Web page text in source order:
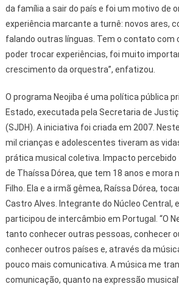
da família a sair do país e foi um motivo de
experiência marcante a turnê: novos ares,
falando outras línguas. Tem o contato com
poder trocar experiências, foi muito
crescimento da orquestra”, enfatizou.
O programa Neojiba é uma política pública
Estado, executada pela Secretaria de
(SJDH). A iniciativa foi criada em 2007.
mil crianças e adolescentes tiveram as
prática musical coletiva. Impacto
de Thaíssa Dórea, que tem 18 anos e mora
Filho. Ela e a irmã gêmea, Raíssa Dórea,
Castro Alves. Integrante do Núcleo Central,
participou de intercâmbio em Portugal. “O
tanto conhecer outras pessoas, conhecer
conhecer outros países e, através da
pouco mais comunicativa. A música me
comunicação, quanto na expressão